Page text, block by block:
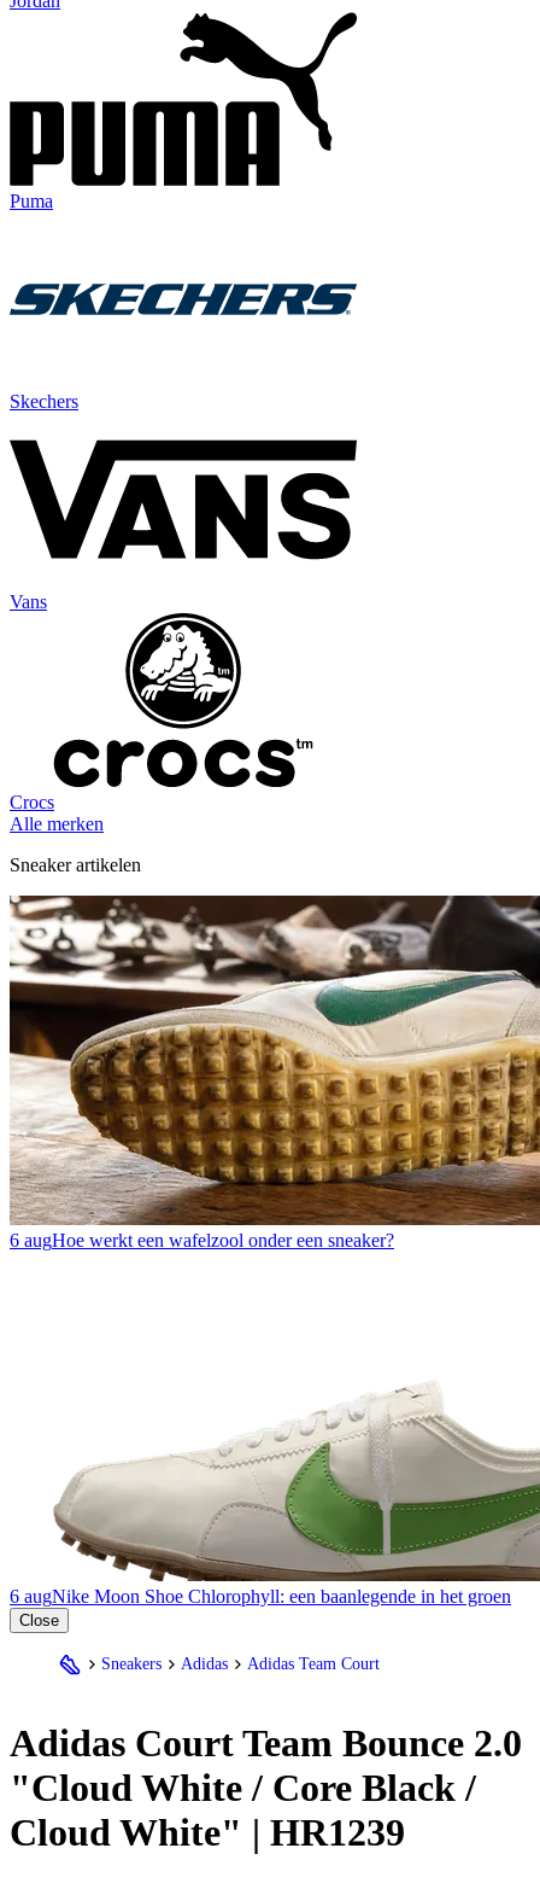
Puma
Skechers
Vans
Crocs
Alle merken
Sneaker artikelen
6 augHoe werkt een wafelzool onder een sneaker?
6 augNike Moon Shoe Chlorophyll: een baanlegende in het groen
Close
Sneakers Adidas Adidas Team Court
Adidas Court Team Bounce 2.0
"Cloud White / Core Black /
Cloud White" | HR1239